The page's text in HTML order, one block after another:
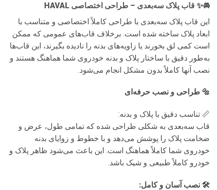
🚘✨ قاب پلاک سه‌بعدی – طراحی اختصاصی HAVAL
این قاب پلاک سه‌بعدی با طراحی کاملاً اختصاصی و متناسب با
ابعاد پلاک ساخته شده است. برخلاف قاب‌های عمومی که ممکن
است کمی لق بخورند یا زاویه‌های بدنه را نادیده بگیرند، این قاب‌ها
به‌طور دقیق با ساختار پلاک و بدنه خودروی شما هماهنگ هستند و
نصب آنها کاملاً بدون مشکل انجام می‌شود.
🔩 طراحی و نصب حرفه‌ای
📏 تناسب دقیق با پلاک و بدنه:
قاب سه‌بعدی به شکلی طراحی شده که تمامی طول، عرض و
ضخامت پلاک را پوشش می‌دهد و با خطوط و زوایای بدنه
خودروی شما کاملاً هماهنگ است. این باعث می‌شود ظاهر پلاک و
خودرو کاملاً طبیعی و شیک باشد.
🛠️ نصب آسان و کامل: